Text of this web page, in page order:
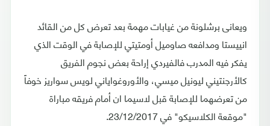
ويعانى برشلونة من غيابات مهمة بعد تعرض كل من القائد
انييستا ومدافعه صاوميل أومتيتي للإصابة في الوقت الذي
يفكر فيه المدرب فالفيردي إراحة بعض نجوم الفريق
كالأرجنتيني ليونيل ميسي، والأوروغواياني لويس سواريز خوفاً
من تعرضهما للإصابة قبل لاسيما ان أمام فريقه مباراة
"موقعة الكلاسيكو" في 23/12/2017.